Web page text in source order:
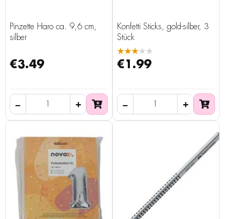
Pinzette Haro ca. 9,6 cm,
silber
€3.49
Konfetti Sticks, gold-silber, 3
Stück
★★★★★
€1.99